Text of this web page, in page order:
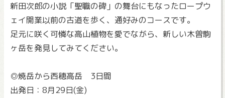
新田次郎の小説「聖職の碑」の舞台にもなったロープウ
ェイ開業以前の古道を歩く、通好みのコースです。
足元に咲く可憐な高山植物を愛でながら、新しい木曽駒
ヶ岳を発見してみてください。
◎焼岳から西穂高岳 3日間
出発日：8月29日(金)